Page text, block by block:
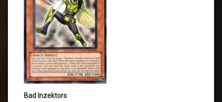
Bad Inzektors